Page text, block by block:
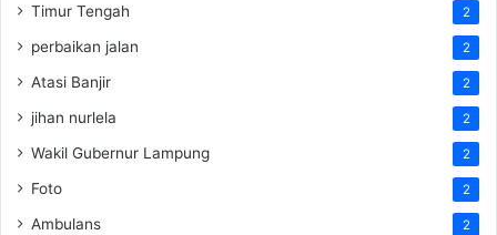
Timur Tengah 2
perbaikan jalan 2
Atasi Banjir 2
jihan nurlela 2
Wakil Gubernur Lampung 2
Foto 2
Ambulans 2